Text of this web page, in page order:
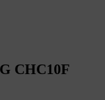
CHC10F